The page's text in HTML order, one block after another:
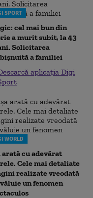
SPORT
cel mai bun din
a murit subit, la 43
Solicitarea
a familiei
aplicația Digi
WORLD
arată cu adevărat
Cele mai detaliate
realizate vreodată
un fenomen